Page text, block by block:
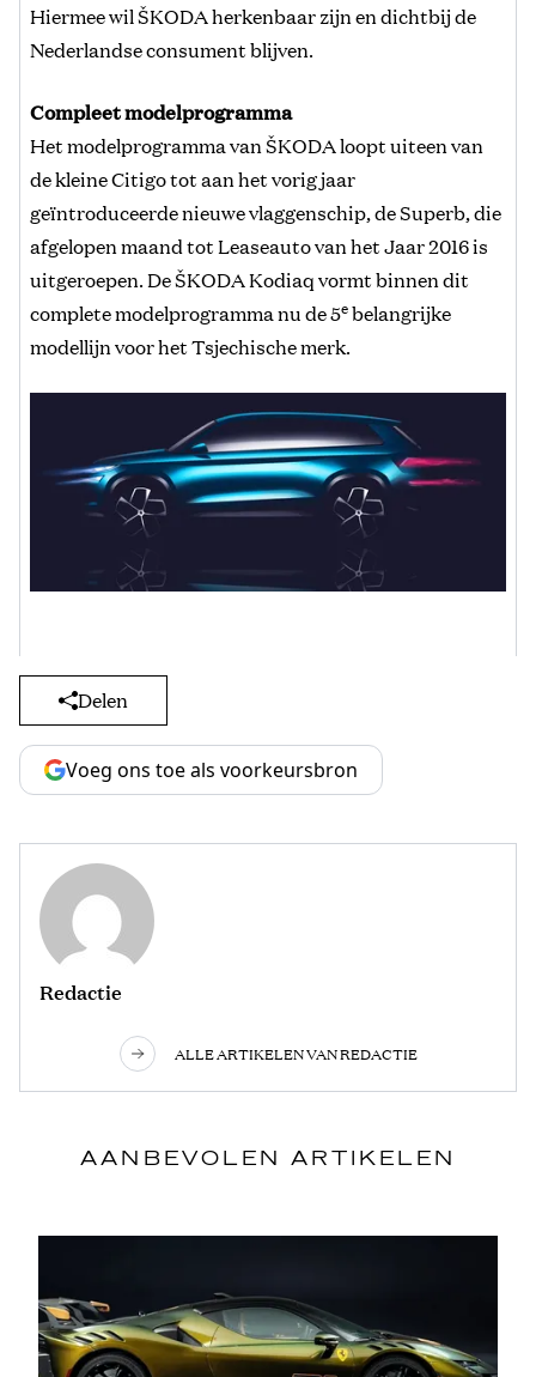
Hiermee wil ŠKODA herkenbaar zijn en dichtbij de
Nederlandse consument blijven.
Compleet modelprogramma
Het modelprogramma van ŠKODA loopt uiteen van
de kleine Citigo tot aan het vorig jaar
geïntroduceerde nieuwe vlaggenschip, de Superb, die
afgelopen maand tot Leaseauto van het Jaar 2016 is
uitgeroepen. De ŠKODA Kodiaq vormt binnen dit
complete modelprogramma nu de 5ebelangrijke
modellijn voor het Tsjechische merk.
Delen
Voeg ons toe als voorkeursbron
Redactie
ALLE ARTIKELEN VAN REDACTIE
AANBEVOLEN ARTIKELEN